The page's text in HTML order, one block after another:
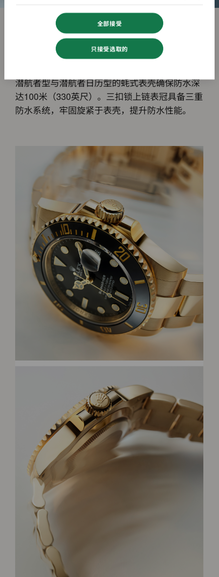
可靠、坚固与功能性
潜航者型与潜航者日历型的蚝式表壳确保防水深
达100米（330英尺）。三扣锁上链表冠具备三重
防水系统，牢固旋紧于表壳，提升防水性能。
全部接受
只接受选取的